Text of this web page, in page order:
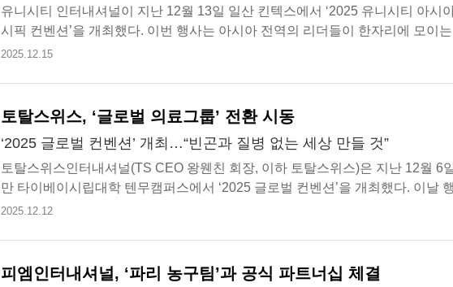
유니시티 인터내셔널이 지난 12월 13일 일산 킨텍스에서 ‘2025 유니시티 아시
시픽 컨벤션’을 개최했다. 이번 행사는 아시아 전역의 리더들이 한자리에 모이는
규모 글로벌 행사로, ‘WE ARE UNSTOPPABLE(우리는...
2025.12.15
토탈스위스, ‘글로벌 의료그룹’ 전환 시동
‘2025 글로벌 컨벤션’ 개최…“빈곤과 질병 없는 세상 만들 것”
토탈스위스인터내셔널(TS CEO 왕웬친 회장, 이하 토탈스위스)은 지난 12월 6
만 타이베이시립대학 텐무캠퍼스에서 ‘2025 글로벌 컨벤션’을 개최했다. 이날
에는 대만을 비롯해 한국, 일본, 싱가포르, 인도네...
2025.12.12
피엠인터내셔널, ‘파리 농구팀’과 공식 파트너십 체결